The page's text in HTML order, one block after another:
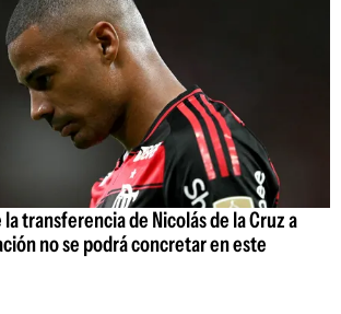
la transferencia de Nicolás de la Cruz a
no se podrá concretar en este